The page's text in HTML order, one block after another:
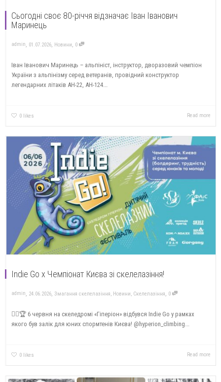
Сьогодні своє 80-річчя відзначає Іван Іванович
Маринець
admin 01.07.2026 Новини 0
Іван Іванович Маринець – альпініст, інструктор, дворазовий чемпіон
України з альпінізму серед ветеранів, провідний конструктор
легендарних літаків АН-22, АН-124...
0 likes Read more
Indie Go х Чемпіонат Києва зі скелелазіння!
admin 24.06.2026 Змагання скелелазіння Новини Скелелазіння 0
🧗‍♀️🏆 6 червня на скеледромі «Гіперіон» відбувся Indie Go у рамках
якого був залік для юних спормтенів Києва! @hyperion_climbing...
0 likes Read more